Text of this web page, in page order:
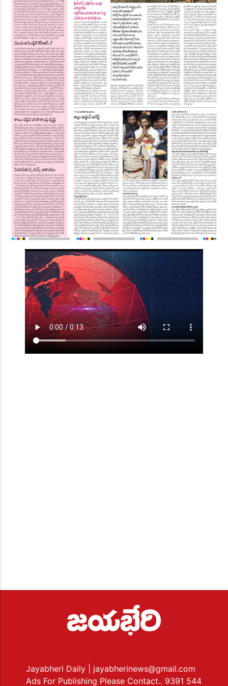
Jayabheri Daily
| jayabherinews@gmail.com
Ads For Publishing Please Contact.. 9391 544